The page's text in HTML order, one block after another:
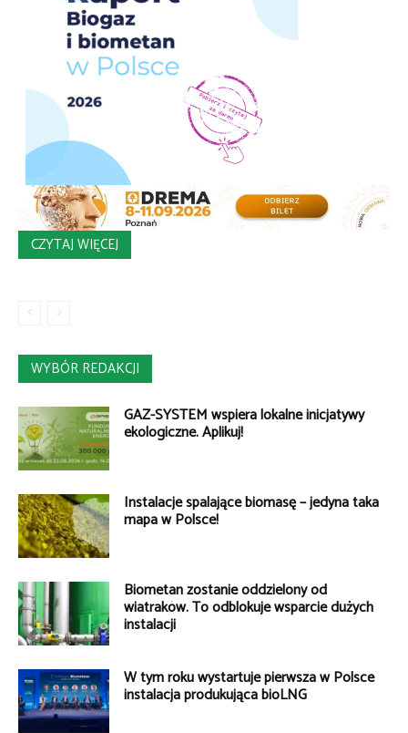
CZYTAJ WIĘCEJ
WYBÓR REDAKCJI
GAZ-SYSTEM wspiera lokalne inicjatywy
ekologiczne. Aplikuj!
Instalacje spalające biomasę – jedyna taka
mapa w Polsce!
Biometan zostanie oddzielony od
wiatraków. To odblokuje wsparcie dużych
instalacji
W tym roku wystartuje pierwsza w Polsce
instalacja produkująca bioLNG